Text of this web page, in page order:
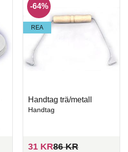
Handtag trä/metall
Handtag
31 KR86KR
64%
REA